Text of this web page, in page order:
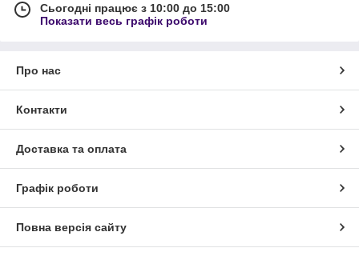
Сьогодні працює з 10:00 до 15:00
Показати весь графік роботи
Про нас
Контакти
Доставка та оплата
Графік роботи
Повна версія сайту